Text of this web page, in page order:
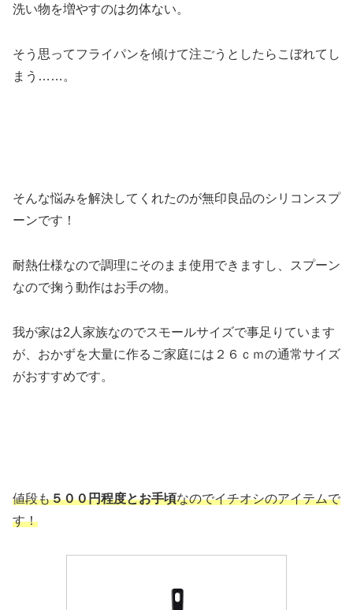
洗い物を増やすのは勿体ない。
そう思ってフライパンを傾けて注ごうとしたらこぼれてし
まう……。
そんな悩みを解決してくれたのが無印良品のシリコンスプ
ーンです！
耐熱仕様なので調理にそのまま使用できますし、スプーン
なので掬う動作はお手の物。
我が家は2人家族なのでスモールサイズで事足りています
が、おかずを大量に作るご家庭には２６ｃｍの通常サイズ
がおすすめです。
値段も５００円程度とお手頃なのでイチオシのアイテムで
す！